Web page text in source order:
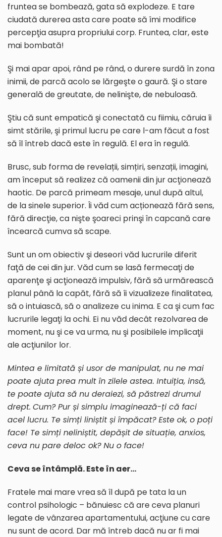
fruntea se bombează, gata să explodeze. E tare
ciudată durerea asta care poate să îmi modifice
percepţia asupra propriului corp. Fruntea, clar, este
mai bombată!
Şi mai apar apoi, rând pe rând, o durere surdă în zona
inimii, de parcă acolo se lărgeşte o gaură. Şi o stare
generală de greutate, de nelinişte, de nebuloasă.
Ştiu că sunt empatică şi conectată cu fiimiu, căruia îi
simt stările, şi primul lucru pe care l-am făcut a fost
să îl întreb dacă este în regulă. El era în regulă.
Brusc, sub forma de revelații, simțiri, senzații, imagini,
am început să realizez că oamenii din jur acţionează
haotic. De parcă primeam mesaje, unul după altul,
de la sinele superior. Îi văd cum acționează fără sens,
fără direcţie, ca nişte şoareci prinşi în capcană care
încearcă cumva să scape.
Sunt un om obiectiv şi deseori văd lucrurile diferit
faţă de cei din jur. Văd cum se lasă fermecaţi de
aparenţe şi acţionează impulsiv, fără să urmărească
planul până la capăt, fără să îi vizualizeze finalitatea,
să o intuiască, să o analizeze cu inima. E ca şi cum fac
lucrurile legaţi la ochi. Ei nu văd decât rezolvarea de
moment, nu şi ce va urma, nu şi posibilele implicaţii
ale acţiunilor lor.
Mintea e limitată și usor de manipulat, nu ne mai
poate ajuta prea mult în zilele astea. Intuiția, insă,
te poate ajuta să nu deraiezi, să păstrezi drumul
drept. Cum? Pur și simplu imaginează-ți că faci
acel lucru. Te simți liniștit și împăcat? Este ok, o poți
face! Te simți neliniștit, depășit de situație, anxios,
ceva nu pare deloc ok? Nu o face!
Ceva se întâmplă. Este în aer…
Fratele mai mare vrea să îl după pe tata la un
control psihologic – bănuiesc că are ceva planuri
legate de vânzarea apartamentului, acţiune cu care
nu sunt de acord. Dar mă întreb dacă nu ar fi mai